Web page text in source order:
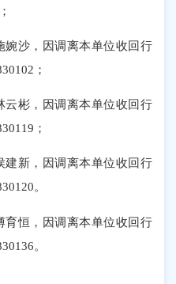
婉沙，因调离本单位收回行
；
云彬，因调离本单位收回行
；
建新，因调离本单位收回行
。
育恒，因调离本单位收回行
。